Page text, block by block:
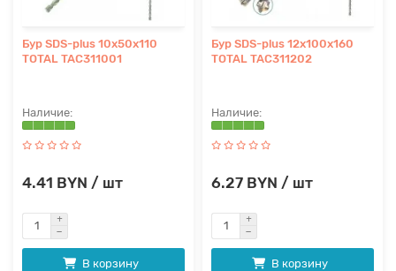
Бур SDS-plus 10x50x110
TOTAL TAC311001
4.41 BYN / шт
В корзину
Бур SDS-plus 12x100x160
TOTAL TAC311202
6.27 BYN / шт
В корзину